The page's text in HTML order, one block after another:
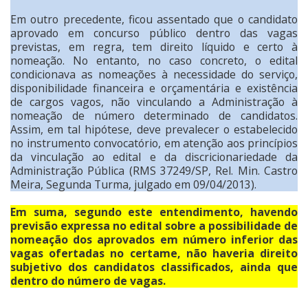
Em outro precedente, ficou assentado que o candidato
aprovado em concurso público dentro das vagas
previstas, em regra, tem direito líquido e certo à
nomeação. No entanto, no caso concreto, o edital
condicionava as nomeações à necessidade do serviço,
disponibilidade financeira e orçamentária e existência
de cargos vagos, não vinculando a Administração à
nomeação de número determinado de candidatos.
Assim, em tal hipótese, deve prevalecer o estabelecido
no instrumento convocatório, em atenção aos princípios
da vinculação ao edital e da discricionariedade da
Administração Pública (RMS 37249/SP, Rel. Min. Castro
Meira, Segunda Turma, julgado em 09/04/2013).
Em suma, segundo este entendimento, havendo
previsão expressa no edital sobre a possibilidade de
nomeação dos aprovados em número inferior das
vagas ofertadas no certame, não haveria direito
subjetivo dos candidatos classificados, ainda que
dentro do número de vagas.